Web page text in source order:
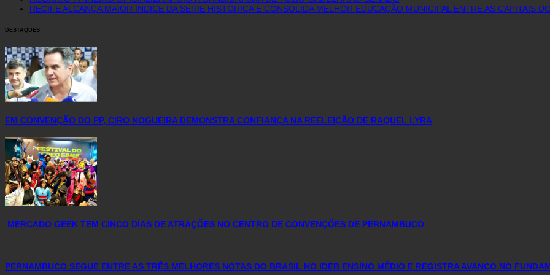
RECIFE ALCANÇA MAIOR ÍNDICE DA SÉRIE HISTÓRICA E CONSOLIDA MELHOR EDUCAÇÃO MUNICIPAL ENTRE AS CAPITAIS
DESTAQUES
EM CONVENÇÃO DO PP, CIRO NOGUEIRA DEMONSTRA CONFIANÇA NA REELEIÇÃO DE RAQUEL LYRA
MERCADO GEEK TEM CINCO DIAS DE ATRAÇÕES NO CENTRO DE CONVENÇÕES DE PERNAMBUCO
PERNAMBUCO SEGUE ENTRE AS TRÊS MELHORES NOTAS DO BRASIL NO IDEB ENSINO MÉDIO E REGISTRA AVANÇO NO